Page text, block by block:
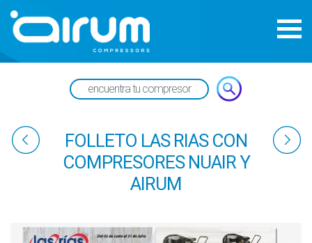
FOLLETO LAS RIAS CON
COMPRESORES NUAIR Y
AIRUM